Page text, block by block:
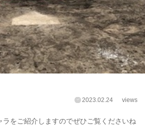
2023.02.24 views
をご紹介しますのでぜひご覧くださいね